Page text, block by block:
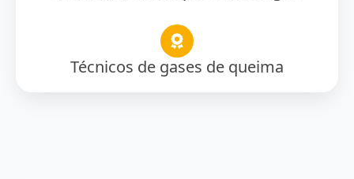
Técnicos de gases de queima